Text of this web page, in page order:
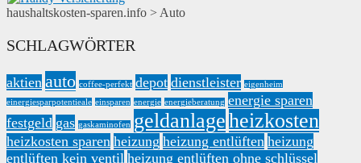
haushaltskosten-sparen.info > Auto
SCHLAGWÖRTER
aktien auto coffee-perfekt depot dienstleister eigenheim
einergiesparpotentieale einsparen energie energieberatung energie sparen
festgeld gas gaskaminofen geldanlageheizkosten
heizkosten sparen heizung heizung entlüften heizung
entlüften kein ventil heizung entlüften ohne schlüssel